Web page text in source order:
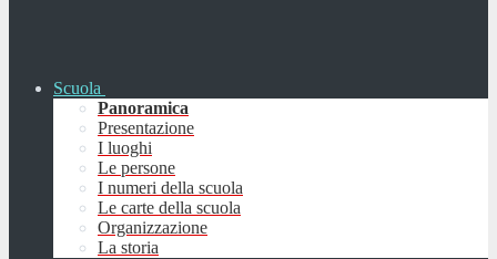
Scuola
Panoramica
Presentazione
I luoghi
Le persone
I numeri della scuola
Le carte della scuola
Organizzazione
La storia